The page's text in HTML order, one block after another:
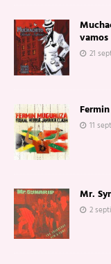
vamos
21
11
Mr.
2